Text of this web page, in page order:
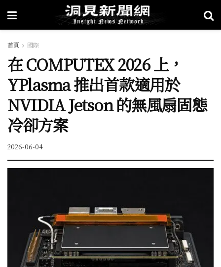
首頁 國際
在 COMPUTEX 2026 上，
YPlasma 推出首款適用於
NVIDIA Jetson 的無風扇固態
冷卻方案
2026-06-04